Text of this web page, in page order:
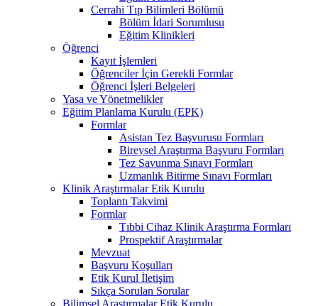
Cerrahi Tıp Bilimleri Bölümü
Bölüm İdari Sorumlusu
Eğitim Klinikleri
Öğrenci
Kayıt İşlemleri
Öğrenciler İçin Gerekli Formlar
Öğrenci İşleri Belgeleri
Yasa ve Yönetmelikler
Eğitim Planlama Kurulu (EPK)
Formlar
Asistan Tez Başvurusu Formları
Bireysel Araştırma Başvuru Formları
Tez Savunma Sınavı Formları
Uzmanlık Bitirme Sınavı Formları
Klinik Araştırmalar Etik Kurulu
Toplantı Takvimi
Formlar
Tıbbi Cihaz Klinik Araştırma Formları
Prospektif Araştırmalar
Mevzuat
Başvuru Koşulları
Etik Kurul İletişim
Sıkça Sorulan Sorular
Bilimsel Araştırmalar Etik Kurulu